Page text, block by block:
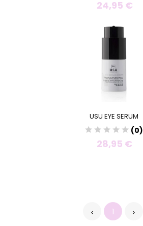
24,95 €
USU EYE SERUM
(0)
28,95 €
1